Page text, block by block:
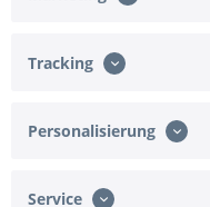
Shop Service
Zahlungsmöglichkeiten
Newsletter
Tracking
Personalisierung
Service